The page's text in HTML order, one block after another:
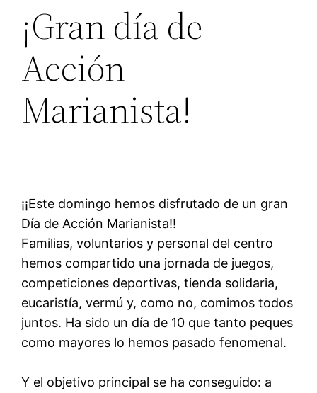
¡Gran día de
Acción
Marianista!
¡¡Este domingo hemos disfrutado de un gran
Día de Acción Marianista!!
Familias, voluntarios y personal del centro
hemos compartido una jornada de juegos,
competiciones deportivas, tienda solidaria,
eucaristía, vermú y, como no, comimos todos
juntos. Ha sido un día de 10 que tanto peques
como mayores lo hemos pasado fenomenal.
Y el objetivo principal se ha conseguido: a